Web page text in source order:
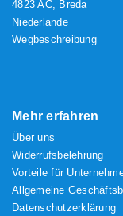
4823 AC, Breda
Niederlande
Wegbeschreibung
Mehr erfahren
Über uns
Widerrufsbelehrung
Vorteile für
Allgemeine
Datenschutzerklärung